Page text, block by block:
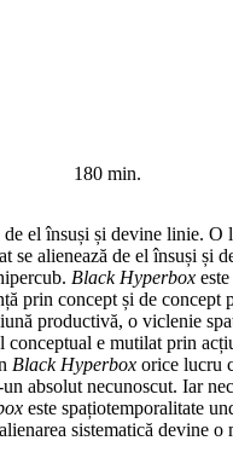
180 min.
el însuși și devine linie. O
se alienează de el însuși și
Black Hyperboxeste
prin concept și de concept
productivă, o viclenie
e mutilat prin
Black Hyperboxorice lucru
absolut necunoscut. Iar
este spațiotemporalitate
sistematică devine o